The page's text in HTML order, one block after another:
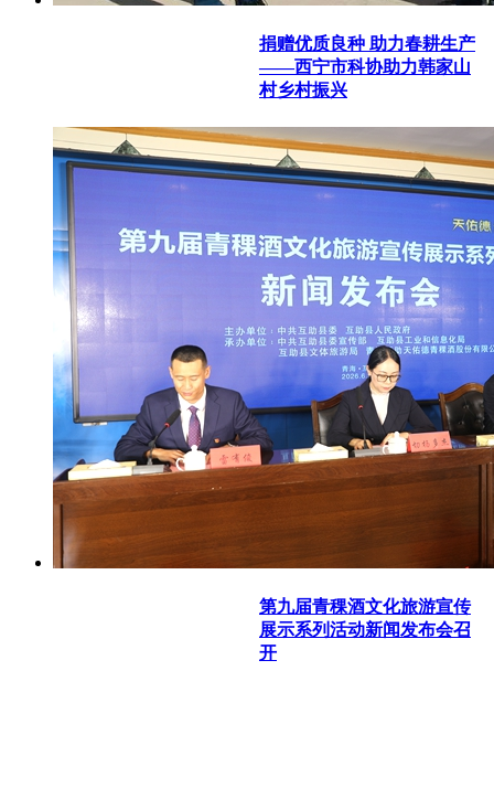
捐赠优质良种 助力春耕生产
——西宁市科协助力韩家山
村乡村振兴
第九届青稞酒文化旅游宣传
展示系列活动新闻发布会召
开